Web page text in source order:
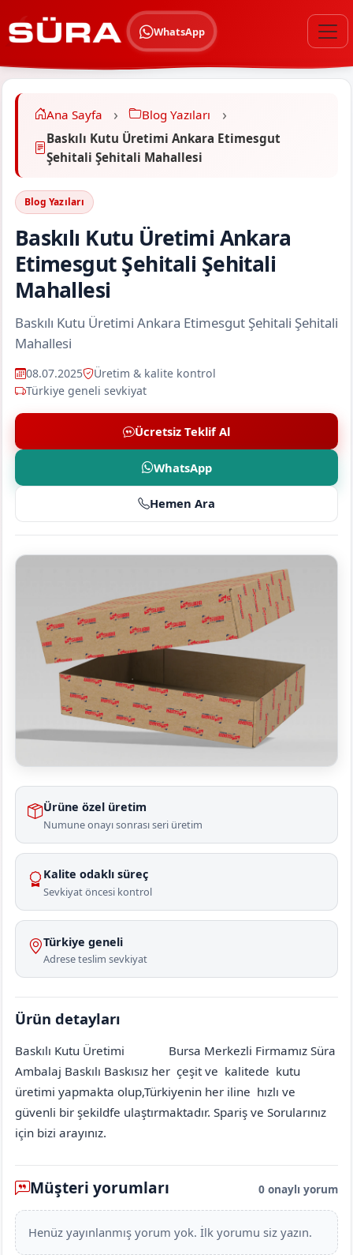
WhatsApp
Ana Sayfa
Blog Yazıları
Baskılı Kutu Üretimi Ankara Etimesgut
Şehitali Şehitali Mahallesi
Blog Yazıları
Baskılı Kutu Üretimi Ankara
Etimesgut Şehitali Şehitali
Mahallesi
Baskılı Kutu Üretimi Ankara Etimesgut Şehitali Şehitali
Mahallesi
08.07.2025
Üretim & kalite kontrol
Türkiye geneli sevkiyat
Ücretsiz Teklif Al
WhatsApp
Hemen Ara
Ürüne özel üretim
Numune onayı sonrası seri üretim
Kalite odaklı süreç
Sevkiyat öncesi kontrol
Türkiye geneli
Adrese teslim sevkiyat
Ürün detayları
Baskılı Kutu Üretimi
Bursa Merkezli Firmamız Süra
Ambalaj Baskılı Baskısız her çeşit ve kalitede kutu
üretimi yapmakta olup,Türkiyenin her iline hızlı ve
güvenli bir şekildfe ulaştırmaktadır. Spariş ve Sorularınız
için bizi arayınız.
Müşteri yorumları 0 onaylı yorum
Henüz yayınlanmış yorum yok. İlk yorumu siz yazın.